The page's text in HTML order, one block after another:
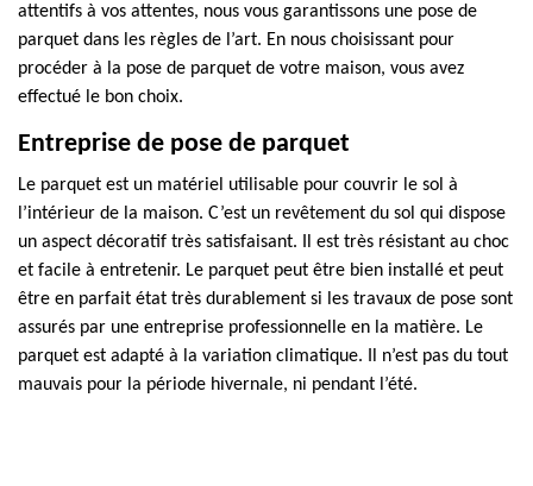
attentifs à vos attentes, nous vous garantissons une pose de
parquet dans les règles de l’art. En nous choisissant pour
procéder à la pose de parquet de votre maison, vous avez
effectué le bon choix.
Entreprise de pose de parquet
Le parquet est un matériel utilisable pour couvrir le sol à
l’intérieur de la maison. C’est un revêtement du sol qui dispose
un aspect décoratif très satisfaisant. Il est très résistant au choc
et facile à entretenir. Le parquet peut être bien installé et peut
être en parfait état très durablement si les travaux de pose sont
assurés par une entreprise professionnelle en la matière. Le
parquet est adapté à la variation climatique. Il n’est pas du tout
mauvais pour la période hivernale, ni pendant l’été.